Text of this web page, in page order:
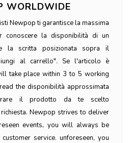
WORLDWIDE
Newpop ti garantisce la massima
conoscere la disponibilità di un
la scritta posizionata sopra il
al carrello". Se l'articolo è
take place within 3 to 5 working
the disponibilità approssimata
il prodotto da te scelto
Newpop strives to deliver
events, you will always be
service. unforeseen, you